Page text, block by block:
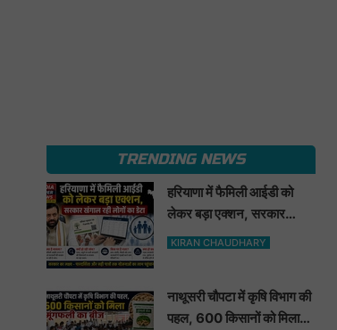
TRENDING NEWS
हरियाणा में फैमिली आईडी को
लेकर बड़ा एक्शन, सरकार
खंगाल रही लोगों का डेटा
KIRAN CHAUDHARY
नाथूसरी चौपटा में कृषि विभाग की
पहल, 600 किसानों को मिला